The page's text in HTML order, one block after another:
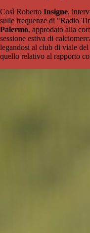
Così Roberto Insigne,
sulle frequenze di "Radio
Palermo, approdato alla
sessione estiva di
legandosi al club di viale
quello relativo al rapporto